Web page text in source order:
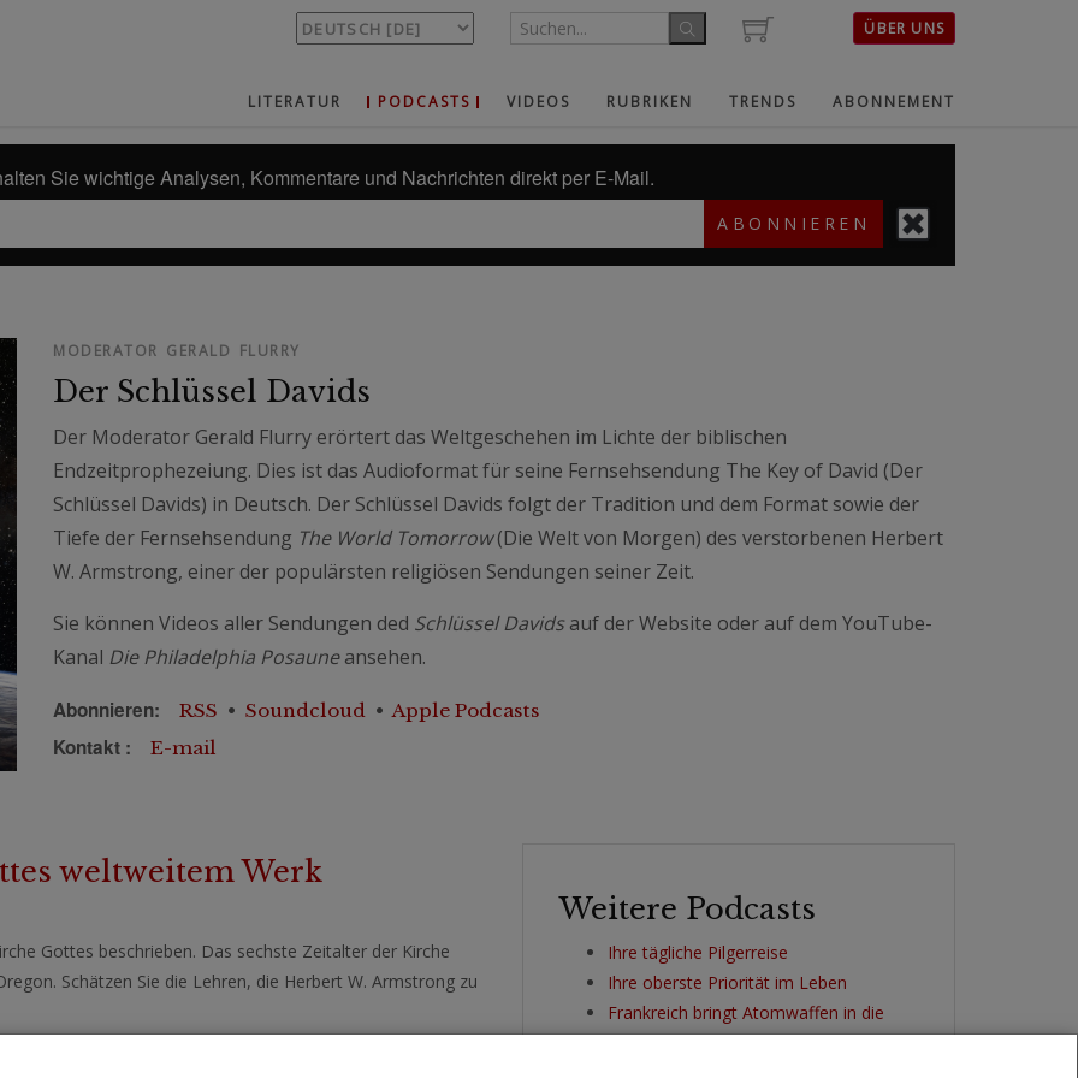
ÜBER UNS
LITERATUR PODCASTS VIDEOS RUBRIKEN TRENDS ABONNEMENT
Sie wichtige Analysen, Kommentare und Nachrichten direkt per E-Mail.
ABONNIEREN
MODERATOR GERALD FLURRY
Der Schlüssel Davids
Der Moderator Gerald Flurry erörtert das Weltgeschehen im Lichte der biblischen
Endzeitprophezeiung. Dies ist das Audioformat für seine Fernsehsendung The Key of David (Der
Schlüssel Davids) in Deutsch. Der Schlüssel Davids folgt der Tradition und dem Format sowie der
Tiefe der Fernsehsendung The World Tomorrow(Die Welt von Morgen) des verstorbenen Herbert
W. Armstrong, einer der populärsten religiösen Sendungen seiner Zeit.
Sie können Videos aller Sendungen ded Schlüssel Davidsauf der Website oder auf dem YouTube-
Kanal Die Philadelphia Posauneansehen.
Abonnieren:
RSS • Soundcloud •Apple Podcasts
Kontakt : E-mail
weltweitem Werk
Gottes beschrieben. Das sechste Zeitalter der Kirche
Schätzen Sie die Lehren, die Herbert W. Armstrong zu
Weitere Podcasts
Ihre tägliche Pilgerreise
Ihre oberste Priorität im Leben
Frankreich bringt Atomwaffen in die
Reichweite Deutschlands